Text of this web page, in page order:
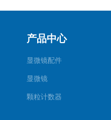
产品中心
显微镜配件
显微镜
颗粒计数器